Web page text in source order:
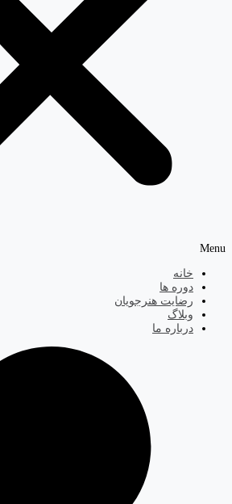
Menu
خانه
دوره ها
رضایت هنرجویان
وبلاگ
درباره ما